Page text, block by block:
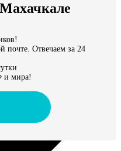
почте. Отвечаем за 24
и мира!